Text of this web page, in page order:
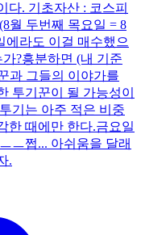
다. 기초자산 : 코스피
월 두번째 목요일 = 8
에라도 이걸 매수했으
?흥분하면 (내 기준
과 그들의 이야가를
투기꾼이 될 가능성이
기는 아주 적은 비중
한 때에만 한다.금요일
ㅡ쩝... 아쉬움을 달래
.